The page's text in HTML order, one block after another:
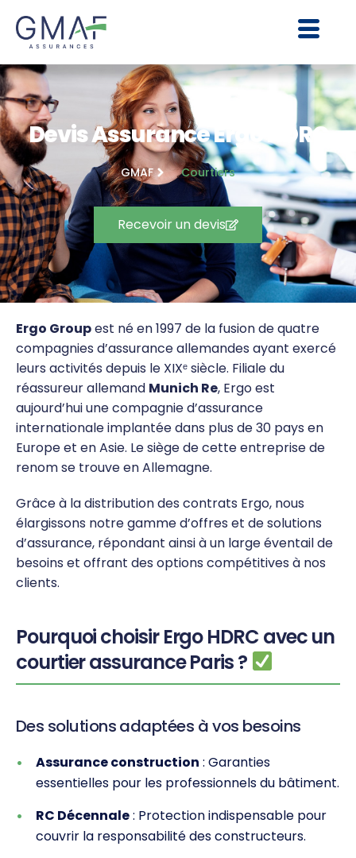
Devis Assurance Ergo HDRC
GMAF Courtiers
Recevoir un devis
Ergo Groupest né en 1997 de la fusion de quatre
compagnies d’assurance allemandes ayant exercé
leurs activités depuis le XIXᵉ siècle. Filiale du
réassureur allemand Munich Re, Ergo est
aujourd’hui une compagnie d’assurance
internationale implantée dans plus de 30 pays en
Europe et en Asie. Le siège de cette entreprise de
renom se trouve en Allemagne.
Grâce à la distribution des contrats Ergo, nous
élargissons notre gamme d’offres et de solutions
d’assurance, répondant ainsi à un large éventail de
besoins et offrant des options compétitives à nos
clients.
Pourquoi choisir Ergo HDRC avec un
courtier assurance Paris ?
Des solutions adaptées à vos besoins
Assurance construction : Garanties
essentielles pour les professionnels du bâtiment.
RC Décennale: Protection indispensable pour
couvrir la responsabilité des constructeurs.